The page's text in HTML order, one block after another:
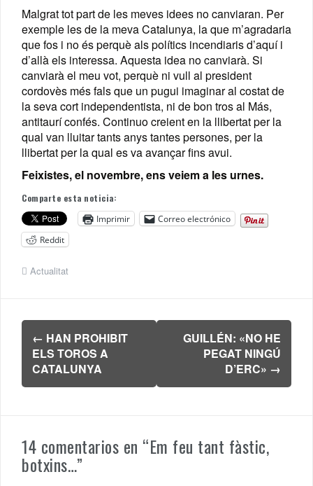
Malgrat tot part de les meves idees no canviaran. Per
exemple les de la meva Catalunya, la que m’agradaria
que fos i no és perquè als polítics incendiaris d’aquí i
d’allà els interessa. Aquesta idea no canviarà. Si
canviarà el meu vot, perquè ni vull al president
cordovès més fals que un pugui imaginar al costat de
la seva cort independentista, ni de bon tros al Más,
antitaurí confés. Continuo creient en la llibertat per la
qual van lluitar tants anys tantes persones, per la
llibertat per la qual es va avançar fins avui.
Feixistes, el novembre, ens veiem a les urnes.
Comparte esta noticia:
Imprimir
Correo electrónico
Reddit
Actualitat
Navegación
de
entradas
← HAN PROHIBIT
ELS TOROS A
CATALUNYA
GUILLÉN: «NO HE
PEGAT NINGÚ
D’ERC» →
14 comentarios en “Em feu tant fàstic,
botxins…”